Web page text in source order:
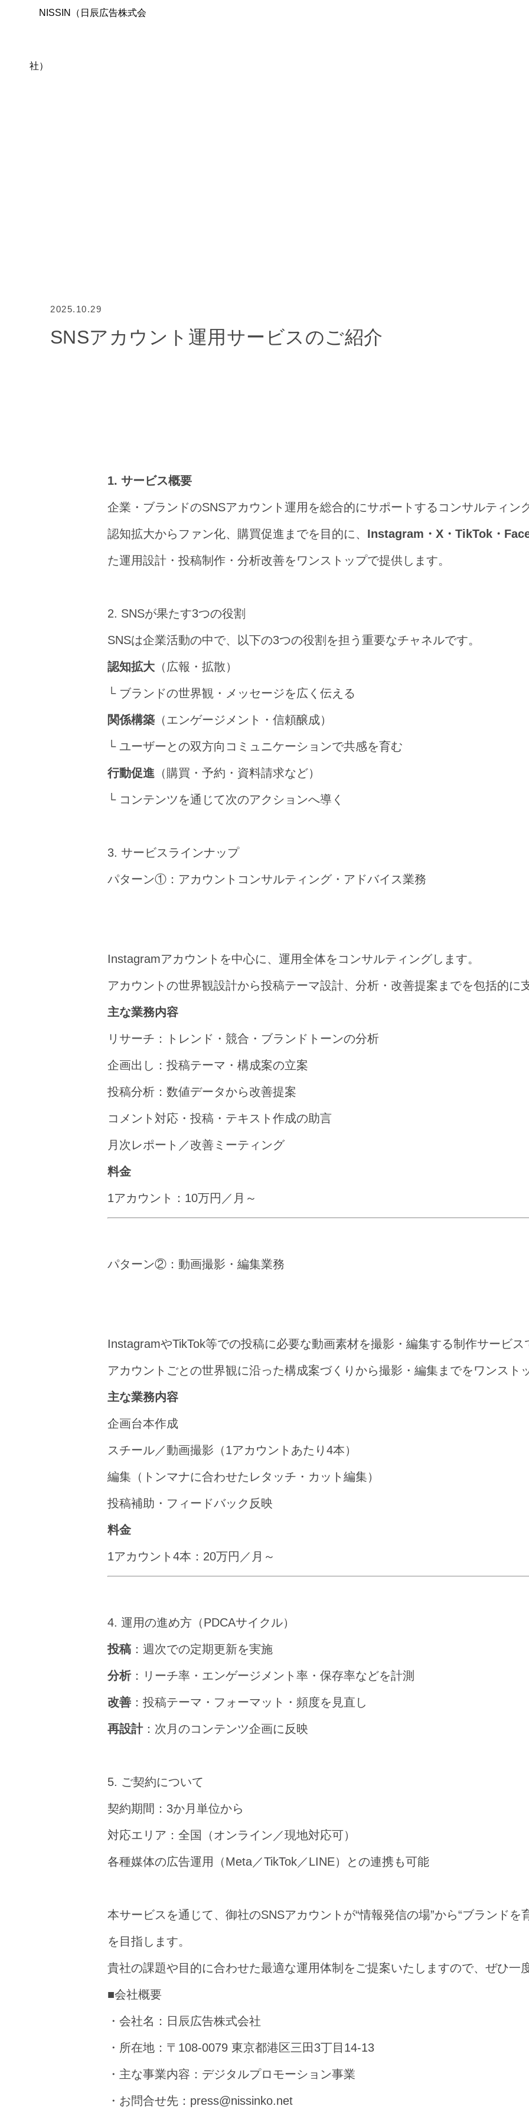
2025.10.29
SNSアカウント運用サービスのご紹介
1. サービス概要
企業・ブランドのSNSアカウント運用を総合的にサポートするコンサルティン
認知拡大からファン化、購買促進までを目的に、 Instagram・X・TikTok・
た運用設計・投稿制作・分析改善をワンストップで提供します。
2. SNSが果たす3つの役割
SNSは企業活動の中で、以下の3つの役割を担う重要なチャネルです。
認知拡大 （広報・拡散）
└ ブランドの世界観・メッセージを広く伝える
関係構築 （エンゲージメント・信頼醸成）
└ ユーザーとの双方向コミュニケーションで共感を育む
行動促進 （購買・予約・資料請求など）
└ コンテンツを通じて次のアクションへ導く
3. サービスラインナップ
パターン①：アカウントコンサルティング・アドバイス業務
Instagramアカウントを中心に、運用全体をコンサルティングします。
アカウントの世界観設計から投稿テーマ設計、分析・改善提案までを包括的に
主な業務内容
リサーチ：トレンド・競合・ブランドトーンの分析
企画出し：投稿テーマ・構成案の立案
投稿分析：数値データから改善提案
コメント対応・投稿・テキスト作成の助言
月次レポート／改善ミーティング
料金
1アカウント：10万円／月～
パターン②：動画撮影・編集業務
InstagramやTikTok等での投稿に必要な動画素材を撮影・編集する制作サービス
アカウントごとの世界観に沿った構成案づくりから撮影・編集までをワンスト
主な業務内容
企画台本作成
スチール／動画撮影（1アカウントあたり4本）
編集（トンマナに合わせたレタッチ・カット編集）
投稿補助・フィードバック反映
料金
1アカウント4本：20万円／月～
4. 運用の進め方（PDCAサイクル）
投稿 ：週次での定期更新を実施
分析：リーチ率・エンゲージメント率・保存率などを計測
改善 ：投稿テーマ・フォーマット・頻度を見直し
再設計：次月のコンテンツ企画に反映
5. ご契約について
契約期間：3か月単位から
対応エリア：全国（オンライン／現地対応可）
各種媒体の広告運用（Meta／TikTok／LINE）との連携も可能
本サービスを通じて、御社のSNSアカウントが“情報発信の場”から“ブランドを
を目指します。
貴社の課題や目的に合わせた最適な運用体制をご提案いたしますので、ぜひ一
■会社概要
・会社名：日辰広告株式会社
・所在地：〒108-0079 東京都港区三田3丁目14-13
・主な事業内容：デジタルプロモーション事業
・お問合せ先：press@nissinko.net